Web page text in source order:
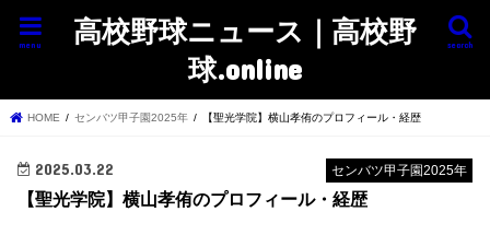
高校野球ニュース｜高校野
球.online
search
menu
HOME センバツ甲子園2025年 【聖光学院】横山孝侑のプロフィール・経歴
センバツ甲子園2025年
2025.03.22
【聖光学院】横山孝侑のプロフィール・経歴